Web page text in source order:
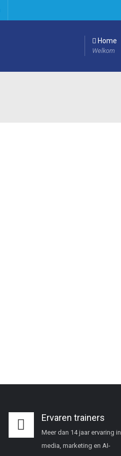
Home
Welkom
Ervaren trainers
Meer dan 14 jaar ervaring in
media, marketing en AI-